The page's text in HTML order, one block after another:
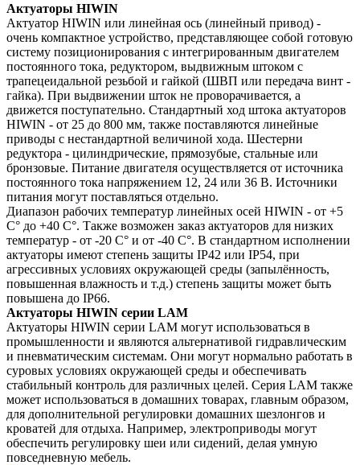
Актуаторы HIWIN
Актуатор HIWIN или линейная ось (линейный привод) -
очень компактное устройство, представляющее собой готовую
систему позиционирования с интегрированным двигателем
постоянного тока, редуктором, выдвижным штоком с
трапецеидальной резьбой и гайкой (ШВП или передача винт -
гайка). При выдвижении шток не проворачивается, а
движется поступательно. Стандартный ход штока актуаторов
HIWIN - от 25 до 800 мм, также поставляются линейные
приводы с нестандартной величиной хода. Шестерни
редуктора - цилиндрические, прямозубые, стальные или
бронзовые. Питание двигателя осуществляется от источника
постоянного тока напряжением 12, 24 или 36 В. Источники
питания могут поставляться отдельно.
Диапазон рабочих температур линейных осей HIWIN - от +5
С° до +40 С°. Также возможен заказ актуаторов для низких
температур - от -20 С° и от -40 С°. В стандартном исполнении
актуаторы имеют степень защиты IP42 или IP54, при
агрессивных условиях окружающей среды (запылённость,
повышенная влажность и т.д.) степень защиты может быть
повышена до IP66.
Актуаторы HIWIN серии LAM
Актуаторы HIWIN серии LAM могут использоваться в
промышленности и являются альтернативой гидравлическим
и пневматическим системам. Они могут нормально работать в
суровых условиях окружающей среды и обеспечивать
стабильный контроль для различных целей. Серия LAM также
может использоваться в домашних товарах, главным образом,
для дополнительной регулировки домашних шезлонгов и
кроватей для отдыха. Например, электроприводы могут
обеспечить регулировку шеи или сидений, делая умную
повседневную мебель.